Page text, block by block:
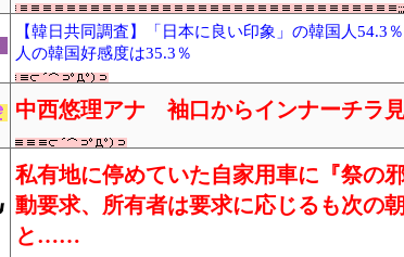
【韓日共同調査】「日本に良い印象」の韓国人
人の韓国好感度は35.3％
中西悠理アナ 袖口からインナーチラ見
私有地に停めていた自家用車に『祭の
動要求、所有者は要求に応じるも次の
と……